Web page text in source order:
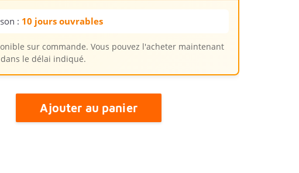
: 10 jours ouvrables
sur commande. Vous pouvez l'acheter maintenant
le délai indiqué.
Ajouter au panier